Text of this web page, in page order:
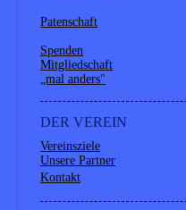
Patenschaft
Spenden
Mitgliedschaft
„mal anders"
DER VEREIN
Vereinsziele
Unsere Partner
Kontakt